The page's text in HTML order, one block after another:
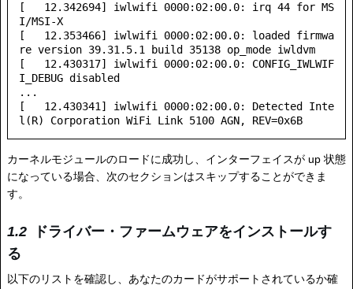
[   12.342694] iwlwifi 0000:02:00.0: irq 44 for MS
I/MSI-X
[   12.353466] iwlwifi 0000:02:00.0: loaded firmwa
re version 39.31.5.1 build 35138 op_mode iwldvm
[   12.430317] iwlwifi 0000:02:00.0: CONFIG_IWLWIF
I_DEBUG disabled
...
[   12.430341] iwlwifi 0000:02:00.0: Detected Inte
l(R) Corporation WiFi Link 5100 AGN, REV=0x6B
カーネルモジュールのロードに成功し、インターフェイスが up 状態
になっている場合、次のセクションはスキップすることができま
す。
ドライバー・ファームウェアをインストールす
る
以下のリストを確認し、あなたのカードがサポートされているか確